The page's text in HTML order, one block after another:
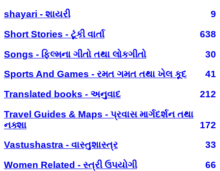
shayari - શાયરી
9
Short Stories - ટૂંકી વાર્તા
638
Songs - ફિલ્મના ગીતો તથા લોકગીતો
30
Sports And Games - રમત ગમત તથા ખેલ કૂદ
41
Translated books - અનુવાદ
212
Travel Guides & Maps - પ્રવાસ માર્ગદર્શન તથા
નક્શા
172
Vastushastra - વાસ્તુશાસ્ત્ર
33
Women Related - સ્ત્રી ઉપયોગી
66